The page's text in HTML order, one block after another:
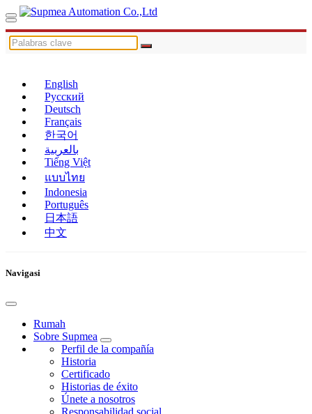
English
Русский
Deutsch
Français
한국어
بالعربية
Tiếng Việt
แบบไทย
Indonesia
Português
日本語
中文
Navigasi
Rumah
Sobre Supmea
Perfil de la compañía
Historia
Certificado
Historias de éxito
Únete a nosotros